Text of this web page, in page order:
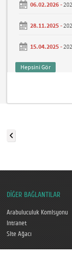
06.02.2026 -
28.11.2025 -
15.04.2025 -
Hepsini Gör
DİĞER BAĞLANTILAR
Arabuluculuk Komisyonu
Intranet
Site Ağacı